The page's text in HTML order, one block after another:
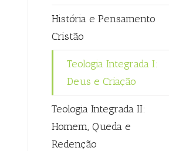
História e Pensamento
Cristão
Teologia Integrada I:
Deus e Criação
Teologia Integrada II:
Homem, Queda e
Redenção